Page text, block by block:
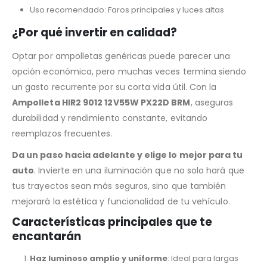
Uso recomendado: Faros principales y luces altas
¿Por qué invertir en calidad?
Optar por ampolletas genéricas puede parecer una
opción económica, pero muchas veces termina siendo
un gasto recurrente por su corta vida útil. Con la
Ampolleta HIR2 9012 12V55W PX22D BRM, aseguras
durabilidad y rendimiento constante, evitando
reemplazos frecuentes.
Da un paso hacia adelante y elige lo mejor para tu
auto. Invierte en una iluminación que no solo hará que
tus trayectos sean más seguros, sino que también
mejorará la estética y funcionalidad de tu vehículo.
Características principales que te
encantarán
Haz luminoso amplio y uniforme: Ideal para largas